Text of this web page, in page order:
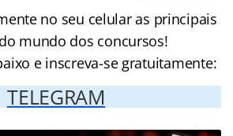
no seu celular as principais
mundo dos concursos!
e inscreva-se gratuitamente:
TELEGRAM